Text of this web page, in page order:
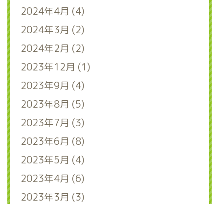
2024年4月 (4)
2024年3月 (2)
2024年2月 (2)
2023年12月 (1)
2023年9月 (4)
2023年8月 (5)
2023年7月 (3)
2023年6月 (8)
2023年5月 (4)
2023年4月 (6)
2023年3月 (3)